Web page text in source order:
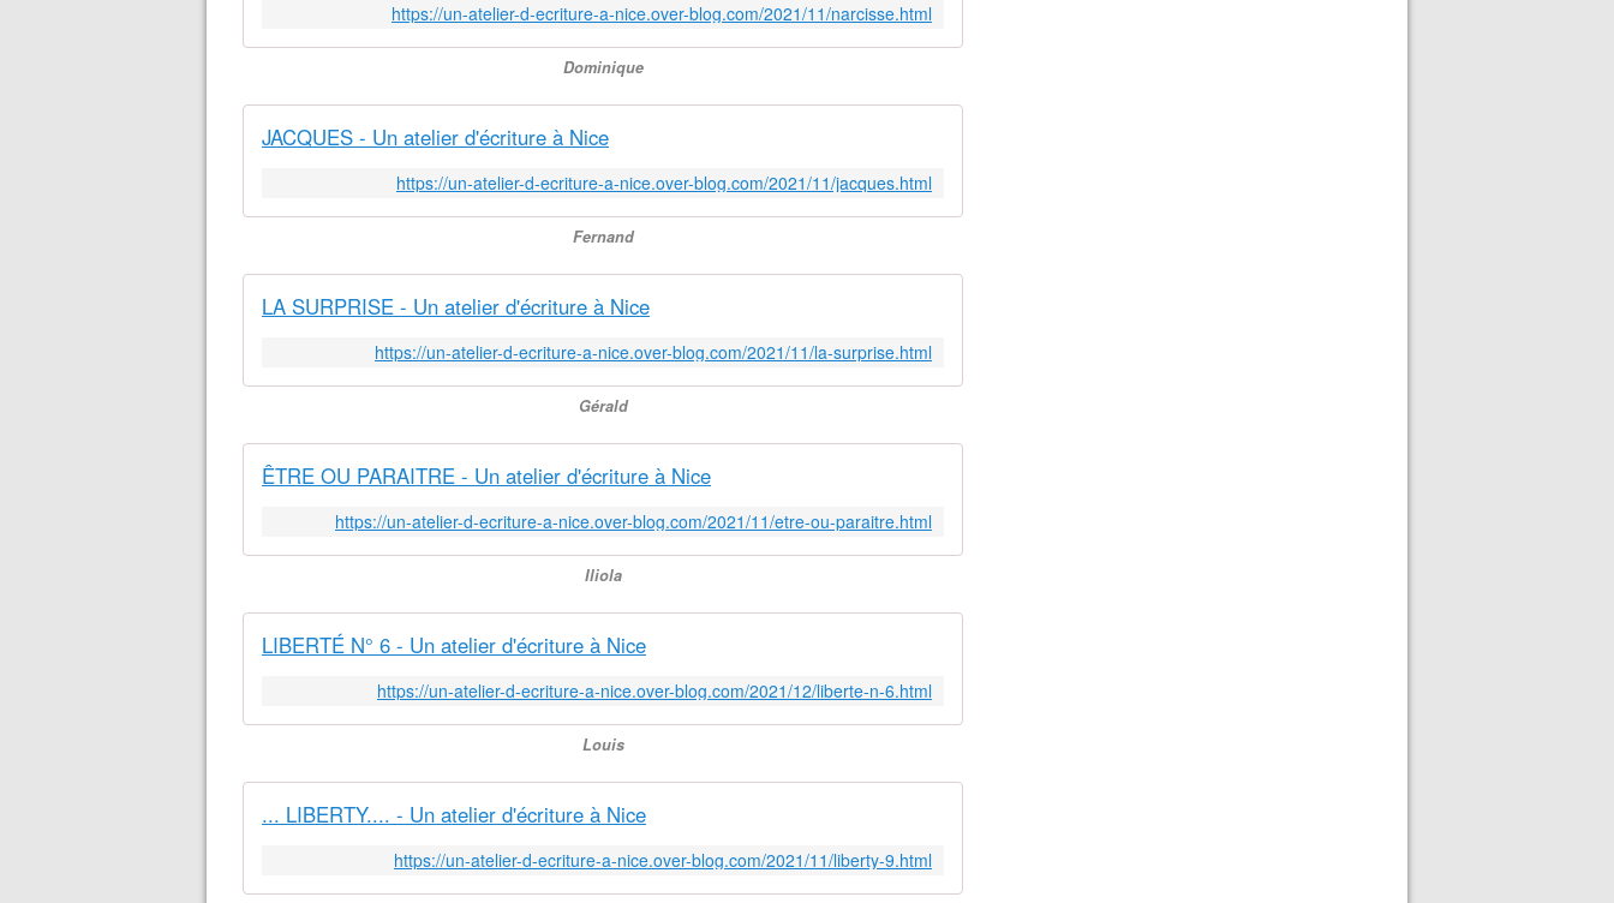
https://un-atelier-d-ecriture-a-nice.over-blog.com/2021/11/narcisse.html
Dominique
JACQUES - Un atelier d'écriture à Nice
https://un-atelier-d-ecriture-a-nice.over-blog.com/2021/11/jacques.html
Fernand
LA SURPRISE - Un atelier d'écriture à Nice
https://un-atelier-d-ecriture-a-nice.over-blog.com/2021/11/la-surprise.html
Gérald
ÊTRE OU PARAITRE - Un atelier d'écriture à Nice
https://un-atelier-d-ecriture-a-nice.over-blog.com/2021/11/etre-ou-paraitre.html
Iliola
LIBERTÉ N° 6 - Un atelier d'écriture à Nice
https://un-atelier-d-ecriture-a-nice.over-blog.com/2021/12/liberte-n-6.html
Louis
... LIBERTY.... - Un atelier d'écriture à Nice
https://un-atelier-d-ecriture-a-nice.over-blog.com/2021/11/liberty-9.html